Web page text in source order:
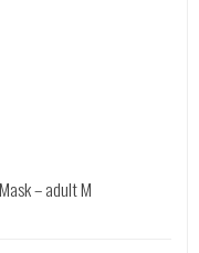
– adult M